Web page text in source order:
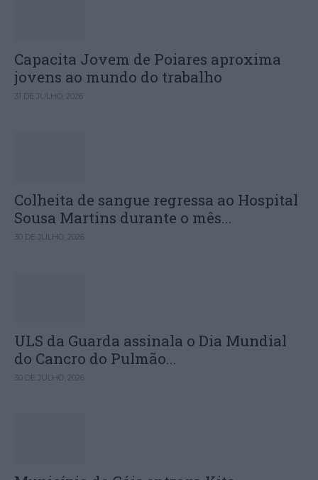
Capacita Jovem de Poiares aproxima
jovens ao mundo do trabalho
31 DE JULHO, 2026
Colheita de sangue regressa ao Hospital
Sousa Martins durante o mês...
30 DE JULHO, 2026
ULS da Guarda assinala o Dia Mundial
do Cancro do Pulmão...
30 DE JULHO, 2026